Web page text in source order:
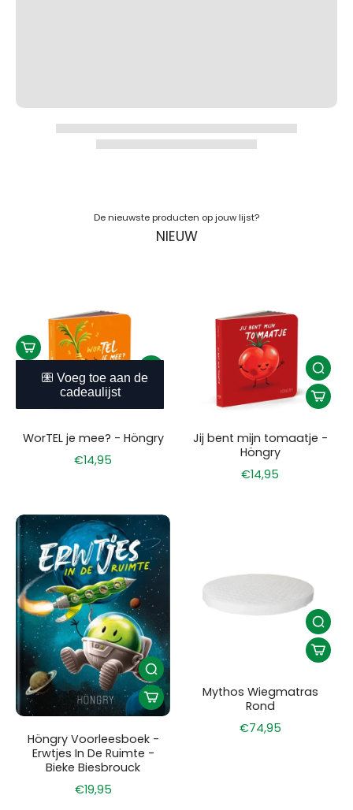
De nieuwste producten op jouw lijst?
NIEUW
WorTEL je mee? - Höngry
€14,95
Jij bent mijn tomaatje -
Höngry
€14,95
Höngry Voorleesboek -
Erwtjes In De Ruimte -
Bieke Biesbrouck
€19,95
Mythos Wiegmatras
Rond
€74,95